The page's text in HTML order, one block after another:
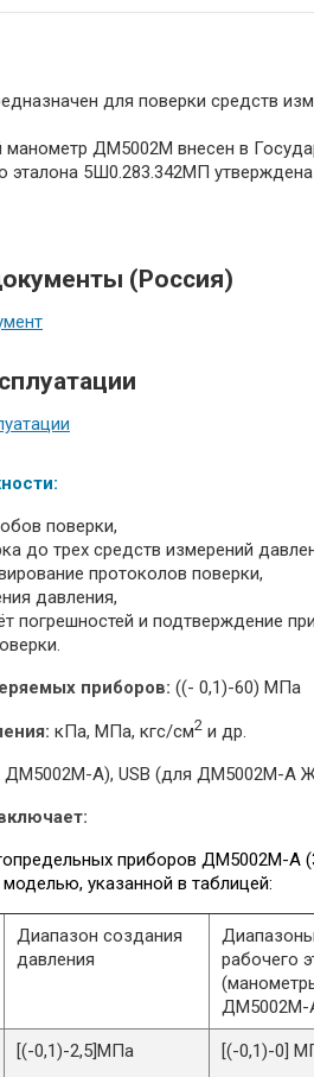
для поверки средств
ДМ5002М внесен в
эталона 5Ш0.283.342МП
(Россия)
поверки,
до трех средств измерений
протоколов поверки,
давления,
погрешностей и подтверждение
приборов: ((- 0,1)-60) МПа
кПа, МПа, кгс/см2 и др.
ДМ5002М-А), USB (для ДМ5002М-А
приборов ДМ5002М-
указанной в таблицей:
Диапазон создания
давления
рабочего
ДМ5002М-
[(-0,1)-2,5]МПа [(-0,1)-0]